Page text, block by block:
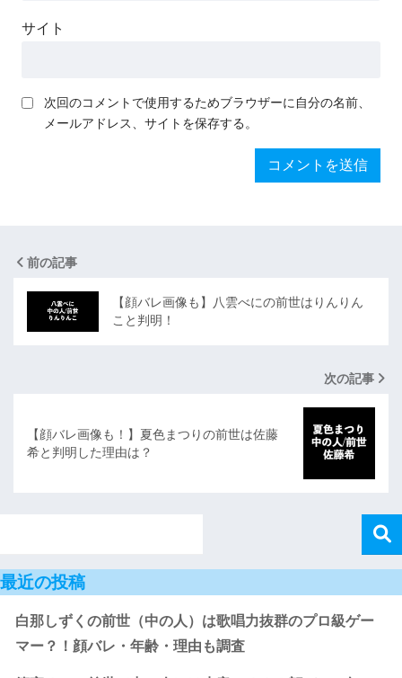
サイト
次回のコメントで使用するためブラウザーに自分の名前、
メールアドレス、サイトを保存する。
前の記事
【顔バレ画像も】八雲べにの前世はりんりん
こと判明！
次の記事
【顔バレ画像も！】夏色まつりの前世は佐藤
希と判明した理由は？
最近の投稿
白那しずくの前世（中の人）は歌唱力抜群のプロ級ゲー
マー？！顔バレ・年齢・理由も調査